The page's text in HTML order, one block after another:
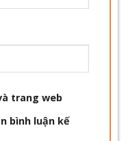
trang web
bình luận kế